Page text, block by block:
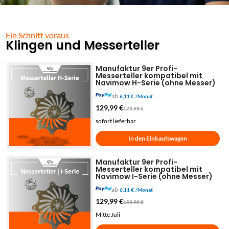
Ein Schnitt voraus
Klingen und Messerteller
Manufaktur 9er Profi-
Messerteller kompatibel mit
Navimow H-Serie (ohne Messer)
ab 6,11 € /Monat
129,99€179,99€
sofort lieferbar
In den Einkaufswagen
Manufaktur 9er Profi-
Messerteller kompatibel mit
Navimow I-Serie (ohne Messer)
ab 6,11 € /Monat
129,99€159,99€
Mitte Juli